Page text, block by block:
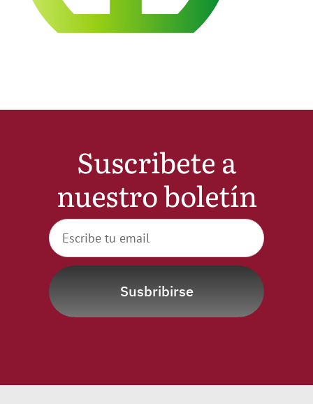
Noticias
Contactar
WooCommerce My Account
WooCommerce Cart
Suscribete a
nuestro boletín
Susbribirse